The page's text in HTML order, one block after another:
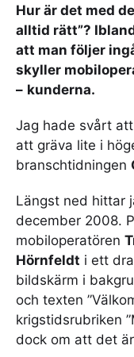
Hur är det med
alltid rätt”?
att man följer
skyller
– kunderna.
Jag hade svårt
att gräva lite i
branschtidningen
Längst ned hittar
december 2008.
mobiloperatören
Hörnfeldt i ett
bildskärm i
och texten
krigstidsrubriken
dock om att det